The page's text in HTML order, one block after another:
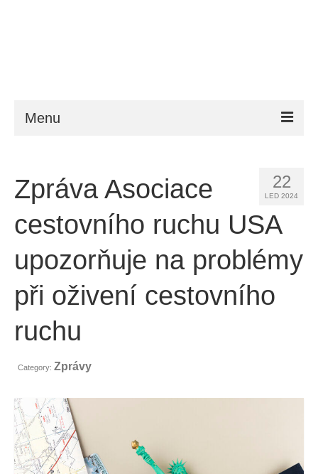
Menu
Požadavky
Nápověda
Zprávy
Kontakt
Hrvatski
Dansk Dánský
22
LED 2024
Zpráva Asociace
cestovního ruchu USA
upozorňuje na problémy
při oživení cestovního
ruchu
Category: Zprávy